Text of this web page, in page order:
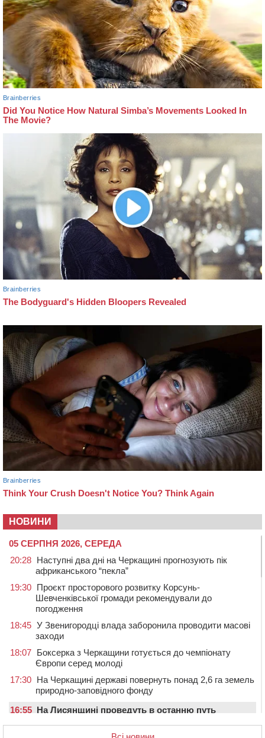
НОВИНИ
05 СЕРПНЯ 2026, СЕРЕДА
20:28 Наступні два дні на Черкащині прогнозують пік
африканського “пекла”
19:30 Проєкт просторового розвитку Корсунь-
Шевченківської громади рекомендували до
погодження
18:45 У Звенигородці влада заборонила проводити масові
заходи
18:07 Боксерка з Черкащини готується до чемпіонату
Європи серед молоді
17:30 На Черкащині державі повернуть понад 2,6 га земель
природно-заповідного фонду
16:55 На Лисянщині проведуть в останню путь